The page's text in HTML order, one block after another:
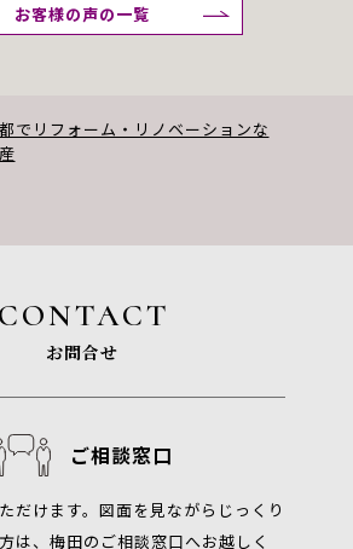
お客様の声の一覧
でリフォーム・リノベーションな
CONTACT
お問合せ
ご相談窓口
だけます。図面を見ながらじっくり
は、梅田のご相談窓口へお越しく